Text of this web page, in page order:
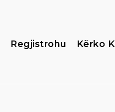
Regjistrohu Kërko